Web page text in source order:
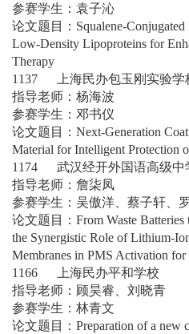
参赛学生：袁子沁
论文题目：Squalene-
Low-Density Lipoproteins for
Therapy
1137 上海民办包玉刚实验学
指导老师：杨海波
参赛学生：邓书仪
论文题目：Next-Generation
Material for Intelligent Protection
1174 武汉经开外国语高级中
指导老师：詹柒凤
参赛学生：吴傲洋、蔡子轩、
论文题目：From Waste Batteries
the Synergistic Role of Lithium-
Membranes in PMS Activation for
1166 上海民办平和学校
指导老师：顾昊睿、刘晓青
参赛学生：林青文
论文题目：Preparation of a new